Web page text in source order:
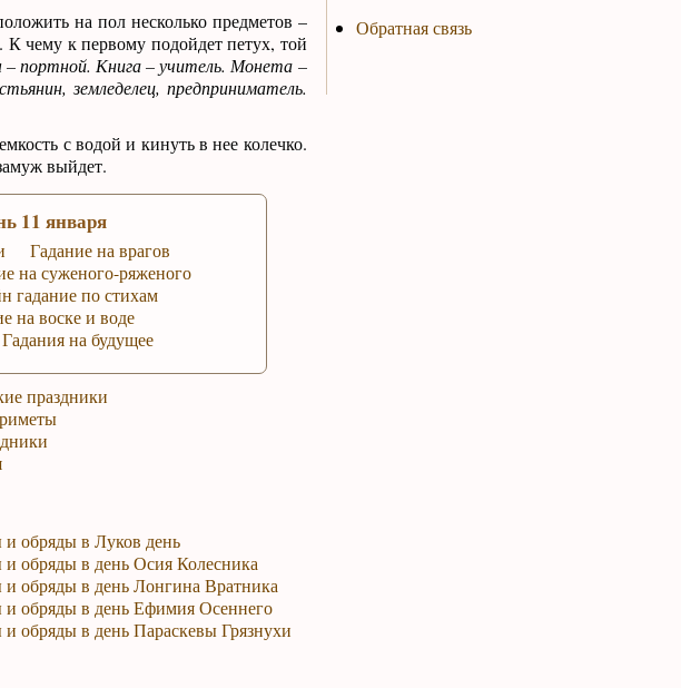
на пол несколько предметов –
чему к первому подойдет петух, той
портной. Книга – учитель. Монета –
земледелец, предприниматель.
с водой и кинуть в нее колечко.
выйдет.
11 января
Гадание на врагов
на суженого-ряженого
гадание по стихам
на воске и воде
Гадания на будущее
праздники
обряды в Луков день
обряды в день Осия Колесника
обряды в день Лонгина Вратника
и обряды в день Ефимия Осеннего
обряды в день Параскевы Грязнухи
Обратная связь